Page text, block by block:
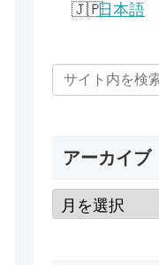
日本語
アーカイブ